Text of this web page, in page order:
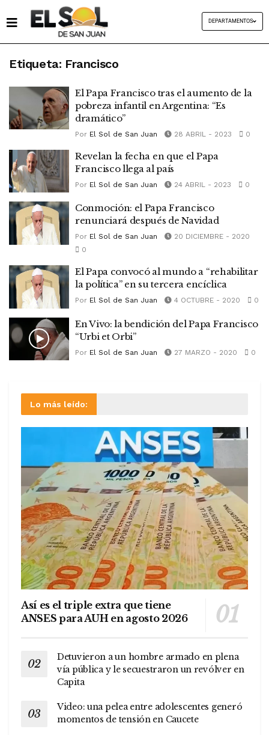
DEPARTAMENTOS
Etiqueta: Francisco
El Papa Francisco tras el aumento de la
pobreza infantil en Argentina: “Es
dramático”
Por El Sol de San Juan 28 ABRIL - 2023 0
Revelan la fecha en que el Papa
Francisco llega al país
Por El Sol de San Juan 24 ABRIL - 2023 0
Conmoción: el Papa Francisco
renunciará después de Navidad
Por El Sol de San Juan
20 DICIEMBRE - 2020
0
El Papa convocó al mundo a “rehabilitar
la política” en su tercera encíclica
Por El Sol de San Juan 4 OCTUBRE - 2020 0
En Vivo: la bendición del Papa Francisco
“Urbi et Orbi”
Por El Sol de San Juan 27 MARZO - 2020 0
Lo más leído:
Así es el triple extra que tiene
ANSES para AUH en agosto 2026
Detuvieron a un hombre armado en plena
vía pública y le secuestraron un revólver en
Capita
Video: una pelea entre adolescentes generó
momentos de tensión en Caucete